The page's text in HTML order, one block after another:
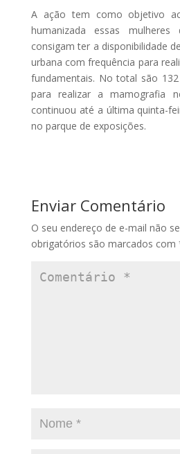
A ação tem como objetivo
humanizada essas
consigam ter a disponibilidade
urbana com frequência para
fundamentais. No total são
para realizar a mamografia
continuou até a última quinta-
no parque de exposições.
Enviar Comentário
O seu endereço de e-mail não
obrigatórios são marcados com